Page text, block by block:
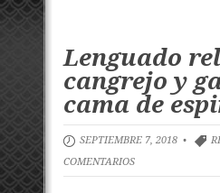
Lenguado
cangrejo y
cama de
SEPTIEMBRE 7, 2018 •
COMENTARIOS